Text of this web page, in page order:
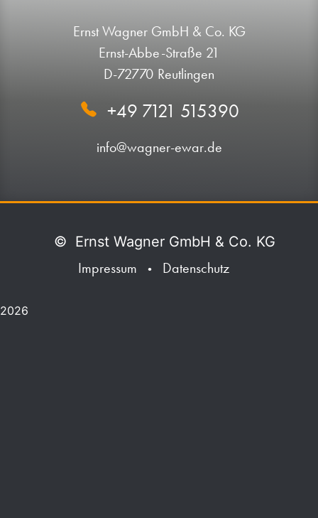
Ernst Wagner GmbH & Co. KG
Ernst-Abbe-Straße 21
D-72770 Reutlingen
+49 7121 515390
info@wagner-ewar.de
© Ernst Wagner GmbH & Co. KG
Impressum
• Datenschutz
2026